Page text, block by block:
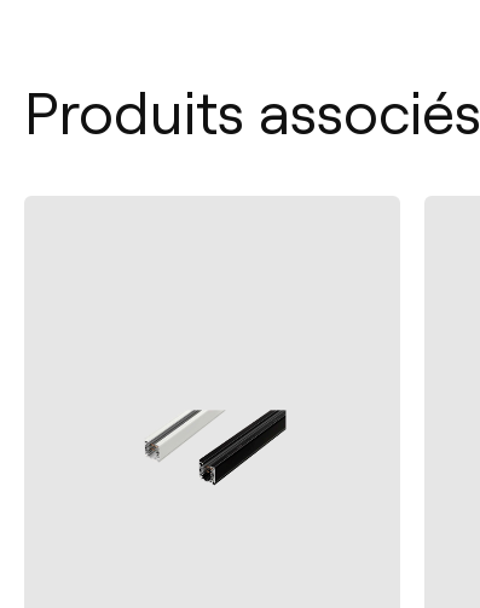
Produits associés